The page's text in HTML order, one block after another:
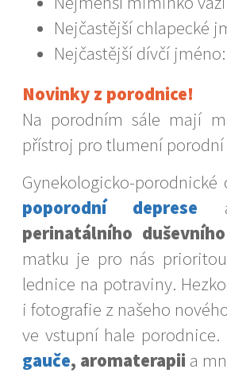
Nejčastější chlapecké
Nejčastější dívčí jméno:
Novinky z porodnice!
Na porodním sále mají
přístroj pro tlumení porodní
Gynekologicko-
poporodní deprese
perinatálního
matku je pro nás
lednice na potraviny.
i fotografie z našeho
ve vstupní hale
gauče, aromaterapii a